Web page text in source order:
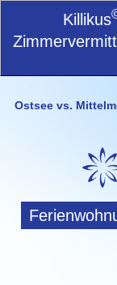
Killikus
Ostsee vs.